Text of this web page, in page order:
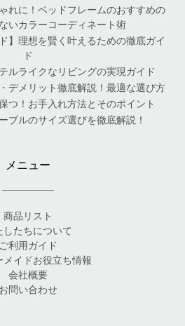
れに！ベッドフレームのおすすめの
いカラーコーディネート術
】理想を賢く叶えるための徹底ガイ
ド
ルライクなリビングの実現ガイド
デメリット徹底解説！最適な選び方
つ！お手入れ方法とそのポイント
ブルのサイズ選びを徹底解説！
メニュー
商品リスト
したちについて
ご利用ガイド
メイドお役立ち情報
会社概要
お問い合わせ